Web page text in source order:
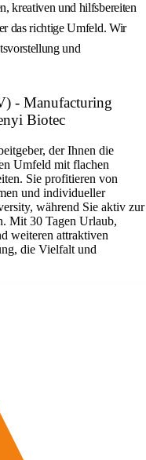
kreativen und hilfsbereiten
das richtige Umfeld. Wir
und
- Manufacturing
Biotec
der Ihnen die
Umfeld mit flachen
Sie profitieren von
und individueller
während Sie aktiv zur
Mit 30 Tagen Urlaub,
weiteren attraktiven
die Vielfalt und